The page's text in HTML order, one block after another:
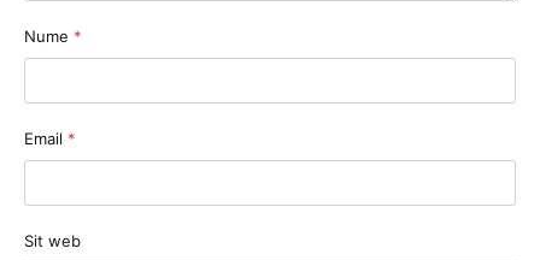
Nume *
Email *
Sit web